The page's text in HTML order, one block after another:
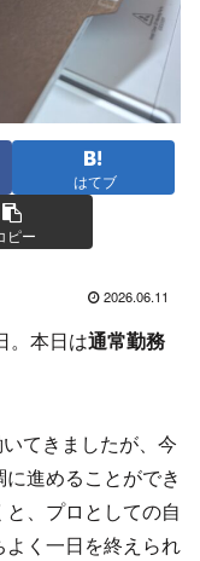
はてブ
ピー
2026.06.11
。本日は通常勤務
てきましたが、今
進めることができ
、プロとしての自
く一日を終えられ